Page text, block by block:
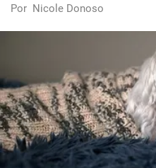
Por Nicole Donoso